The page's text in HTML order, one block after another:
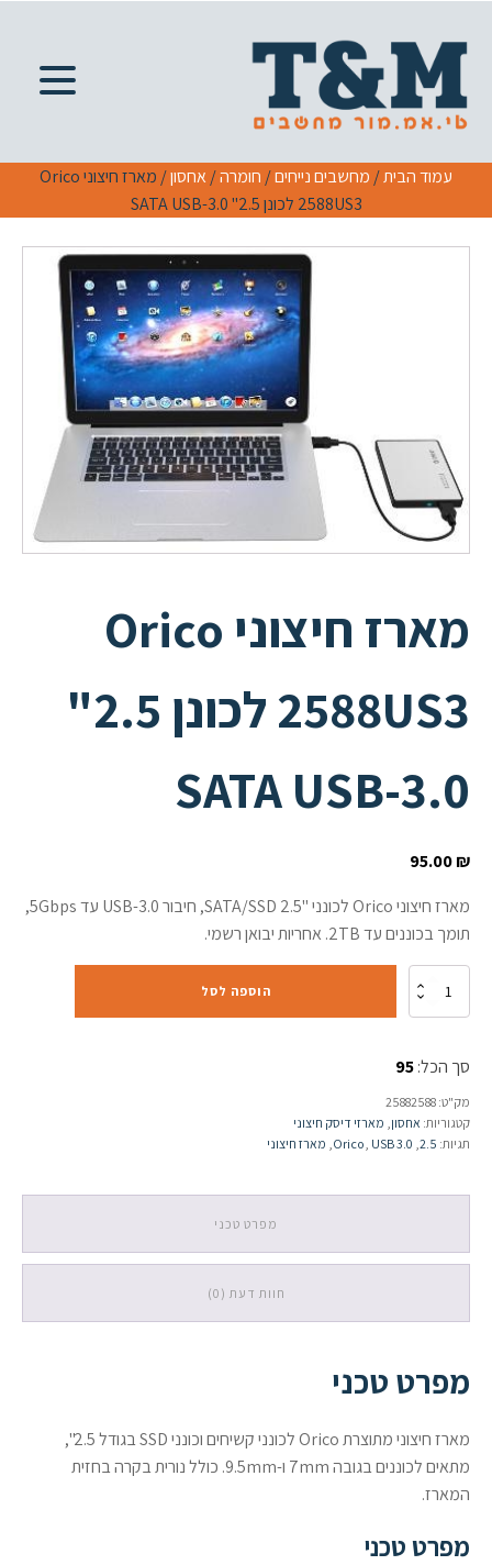
עמוד הבית/ מחשבים נייחים/ חומרה/אחסון
/ מארז חיצוני Orico
2588US3 לכונן 2.5" SATA USB-3.0
מארז חיצוני Orico
2588US3 לכונן 2.5"
SATA USB-3.0
95.00₪
מארז חיצוני Orico לכונני "2.5 SATA/SSD, חיבור USB-3.0 עד 5Gbps,
תומך בכוננים עד 2TB. אחריות יבואן רשמי.
כמות
Orico
לכונן
2.5"
SATA
3.0
הוספה לסל
סך הכל:95
מק"ט: 25882588
קטגוריות: אחסון מארזי דיסק חיצוני
תגיות: 2.5
Orico USB 3.0 מארז חיצוני
מפרט טכני
חוות דעת (0)
מפרט טכני
מארז חיצוני מתוצרת Orico לכונני קשיחים וכונני SSD בגודל 2.5",
מתאים לכוננים בגובה 7mm ו-9.5mm. כולל נורית בקרה בחזית
המארז.
מפרט טכני